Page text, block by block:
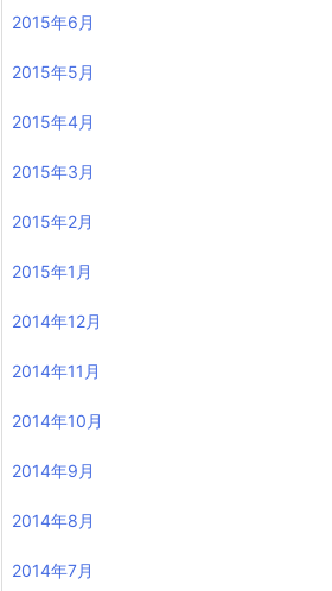
2015年6月
2015年5月
2015年4月
2015年3月
2015年2月
2015年1月
2014年12月
2014年11月
2014年10月
2014年9月
2014年8月
2014年7月